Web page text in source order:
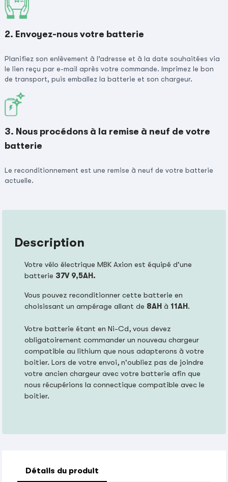
2. Envoyez-nous votre batterie
Planifiez son enlèvement à l’adresse et à la date souhaitées via
le lien reçu par e-mail après votre commande. Imprimez le bon
de transport, puis emballez la batterie et son chargeur.
3. Nous procédons à la remise à neuf de votre
batterie
Le reconditionnement est une remise à neuf de votre batterie
actuelle.
Description
Votre vélo électrique MBK Axion est équipé d'une
batterie 37V 9,5AH.
Vous pouvez reconditionner cette batterie en
choisissant un ampérage allant de 8AH à 11AH.
Votre batterie étant en Ni-Cd, vous devez
obligatoirement commander un nouveau chargeur
compatible au lithium que nous adapterons à votre
boitier. Lors de votre envoi, n'oubliez pas de joindre
votre ancien chargeur avec votre batterie afin que
nous récupérions la connectique compatible avec le
boitier.
Détails du produit